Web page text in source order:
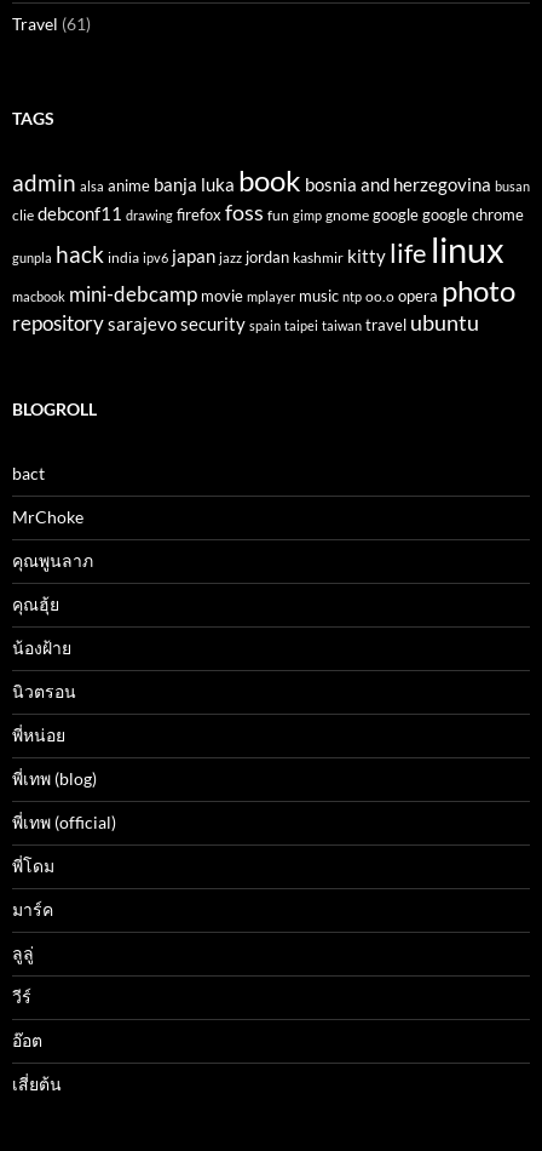
Travel (61)
TAGS
admin alsa anime banja luka book bosnia and herzegovina busan
clie debconf11 drawing firefoxfoss fun gimp gnome google google chrome
gunpla hack india ipv6 japan jazz jordan kashmir kitty life linux
macbook mini-debcamp movie mplayer music ntp oo.o opera photo
repositorysarajevosecurity spain taipei taiwan travel ubuntu
BLOGROLL
bact
MrChoke
คุณพูนลาภ
คุณฮุ้ย
น้องฝ้าย
นิวตรอน
พี่หน่อย
พี่เทพ (blog)
พี่เทพ (official)
พี่โดม
มาร์ค
ลูลู่
วีร์
อ๊อต
เสี่ยต้น